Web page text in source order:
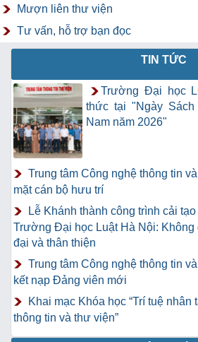
Mượn liên thư viện
Tư vấn, hỗ trợ bạn đọc
TIN TỨC
Trường Đại học
thức tại "Ngày
Nam năm 2026"
Trung tâm Công nghệ thông tin
mặt cán bộ hưu trí
Lễ Khánh thành công trình cải
Trường Đại học Luật Hà Nội: Không
đại và thân thiện
Trung tâm Công nghệ thông tin
kết nạp Đảng viên mới
Khai mạc Khóa học “Trí tuệ nhân
thông tin và thư viện”